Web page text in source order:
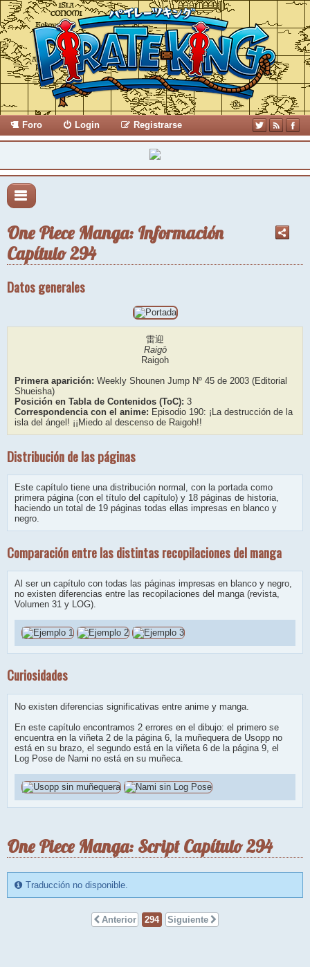
Foro Login Registrarse
One Piece Manga: Información
Capítulo 294
Datos generales
雷迎
Raigō
Raigoh
Primera aparición: Weekly Shounen Jump Nº 45 de 2003 (Editorial
Shueisha)
Posición en Tabla de Contenidos (ToC): 3
Correspondencia con el anime: Episodio 190: ¡La destrucción de la
isla del ángel! ¡¡Miedo al descenso de Raigoh!!
Distribución de las páginas
Este capítulo tiene una distribución normal, con la portada como
primera página (con el título del capítulo) y 18 páginas de historia,
haciendo un total de 19 páginas todas ellas impresas en blanco y
negro.
Comparación entre las distintas recopilaciones del manga
Al ser un capítulo con todas las páginas impresas en blanco y negro,
no existen diferencias entre las recopilaciones del manga (revista,
Volumen 31 y LOG).
Curiosidades
No existen diferencias significativas entre anime y manga.
En este capítulo encontramos 2 errores en el dibujo: el primero se
encuentra en la viñeta 2 de la página 6, la muñequera de Usopp no
está en su brazo, el segundo está en la viñeta 6 de la página 9, el
Log Pose de Nami no está en su muñeca.
One Piece Manga: Script Capítulo 294
Traducción no disponible.
Anterior 294 Siguiente